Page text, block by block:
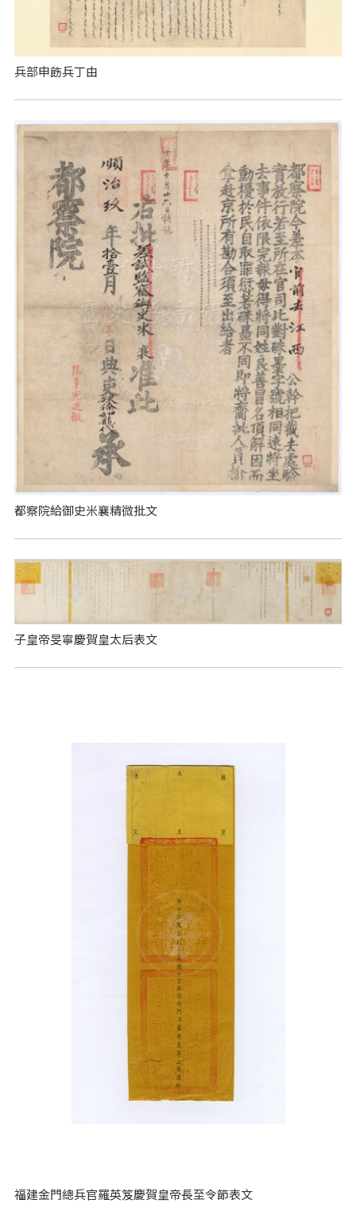
兵部申飭兵丁由
都察院給御史米襄精微批文
子皇帝旻寧慶賀皇太后表文
福建金門總兵官羅英笈慶賀皇帝長至令節表文